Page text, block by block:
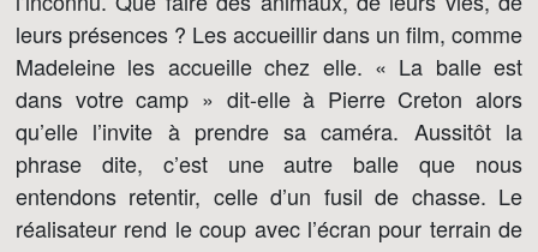
leurs présences ? Les accueillir dans un film, comme
Madeleine les accueille chez elle. « La balle est
dans votre camp » dit-elle à Pierre Creton alors
qu’elle l’invite à prendre sa caméra. Aussitôt la
phrase dite, c’est une autre balle que nous
entendons retentir, celle d’un fusil de chasse. Le
réalisateur rend le coup avec l’écran pour terrain de